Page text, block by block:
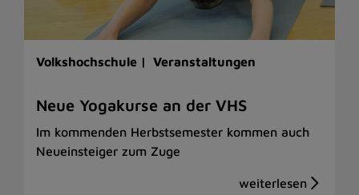
Volkshochschule | Veranstaltungen
Neue Yogakurse an der VHS
Im kommenden Herbstsemester kommen auch
Neueinsteiger zum Zuge